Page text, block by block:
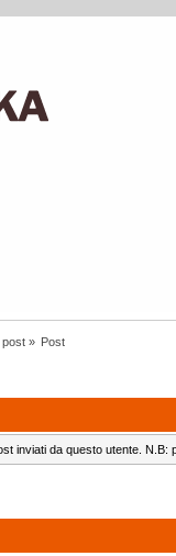
post » Post
inviati da questo utente.